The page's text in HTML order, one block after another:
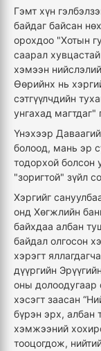
Гэмт хүн
байдаг байсан
орохдоо "Хотын
саарал
хэмээн
Өөрийнх нь
сэтгүүлчдийн
унгахад
Үнэхээр
болоод, мань эр
тодорхой болсон
"зоригтой" зүйл
Хэргийг
онд Хөгжлийн
байхдаа албан
байдал олгосон
хэрэгт
дүүргийн
оны долоодугаар
хэсэгт заасан
бүрэн эрх, албан
хэмжээний
тооцогдож,